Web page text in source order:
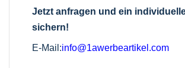
Jetzt anfragen und ein
sichern!
E-Mail:info@1awerbeartikel.com